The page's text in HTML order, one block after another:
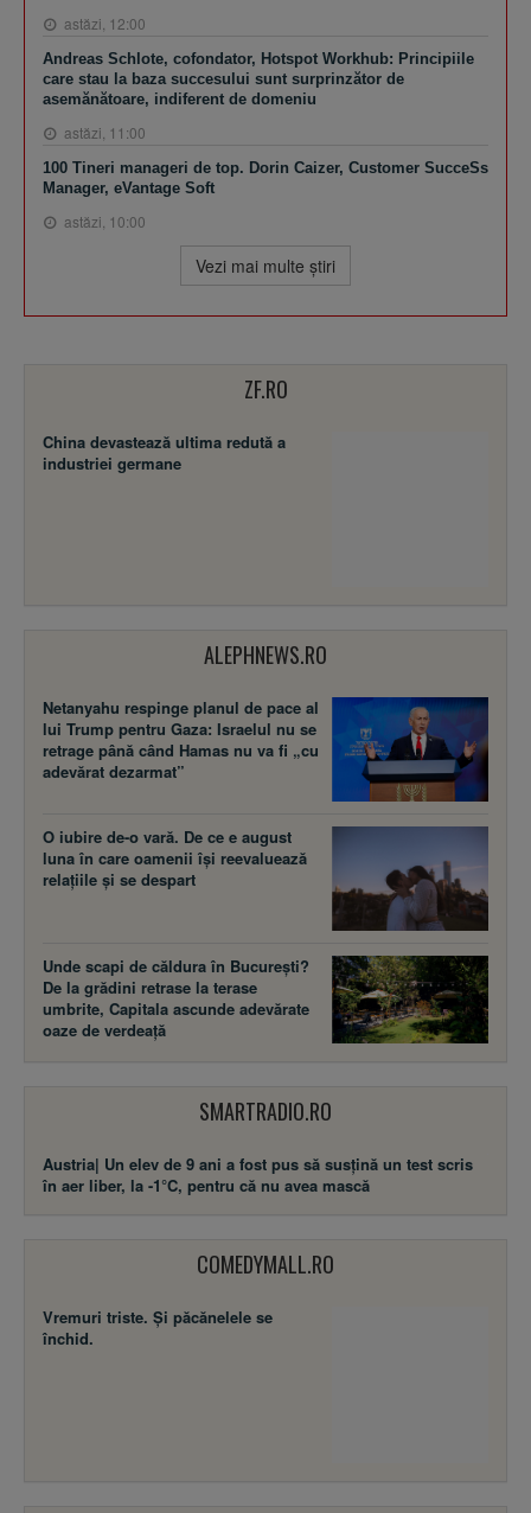
astăzi, 12:00
Andreas Schlote, cofondator, Hotspot Workhub: Principiile
care stau la baza succesului sunt surprinzător de
asemănătoare, indiferent de domeniu
astăzi, 11:00
100 Tineri manageri de top. Dorin Caizer, Customer SucceSs
Manager, eVantage Soft
astăzi, 10:00
Vezi mai multe ştiri
ZF.RO
China devastează ultima redută a
industriei germane
ALEPHNEWS.RO
Netanyahu respinge planul de pace al
lui Trump pentru Gaza: Israelul nu se
retrage până când Hamas nu va fi „cu
adevărat dezarmat”
O iubire de-o vară. De ce e august
luna în care oamenii își reevaluează
relațiile și se despart
Unde scapi de căldura în București?
De la grădini retrase la terase
umbrite, Capitala ascunde adevărate
oaze de verdeață
SMARTRADIO.RO
Austria| Un elev de 9 ani a fost pus să susţină un test scris
în aer liber, la -1°C, pentru că nu avea mască
COMEDYMALL.RO
Vremuri triste. Şi păcănelele se
închid.